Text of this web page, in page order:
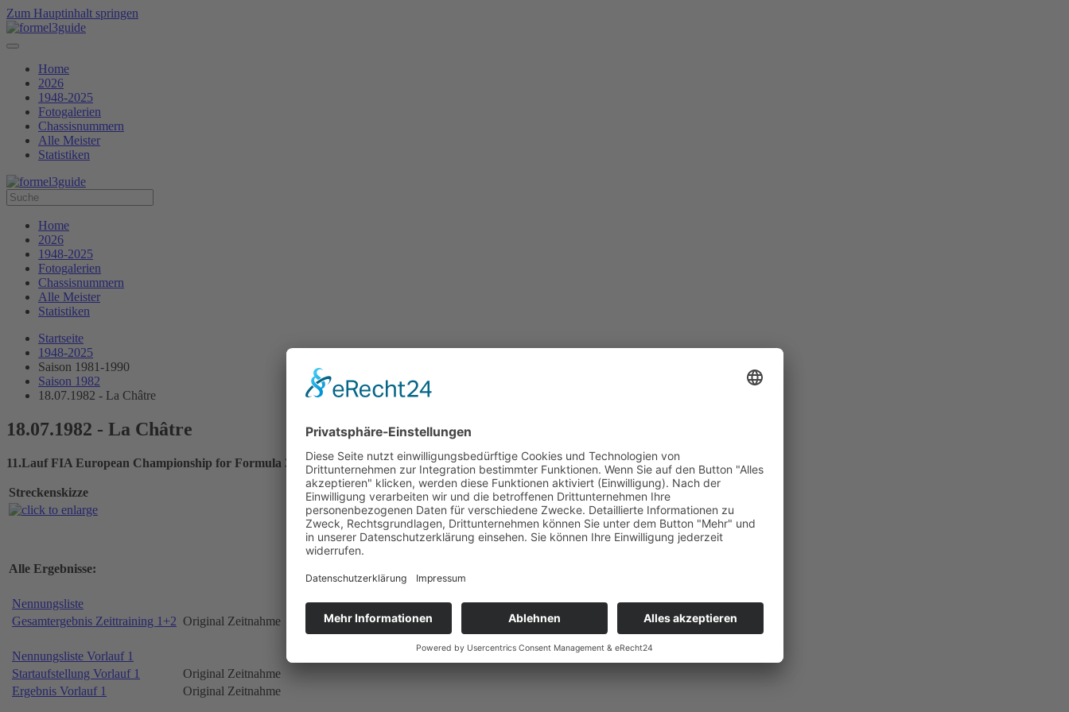
Zum Hauptinhalt springen
Home
2026
1948-2025
Fotogalerien
Chassisnummern
Alle Meister
Statistiken
Home
2026
1948-2025
Fotogalerien
Chassisnummern
Alle Meister
Statistiken
Startseite
1948-2025
Saison 1981-1990
Saison 1982
18.07.1982 - La Châtre
18.07.1982 - La Châtre
11.Lauf FIA European Championship for Formula 3
Streckenskizze
Alle Ergebnisse:
Nennungsliste
Gesamtergebnis Zeittraining 1+2 Original Zeitnahme
Nennungsliste Vorlauf 1
Startaufstellung Vorlauf 1
Original Zeitnahme
Ergebnis Vorlauf 1
Original Zeitnahme